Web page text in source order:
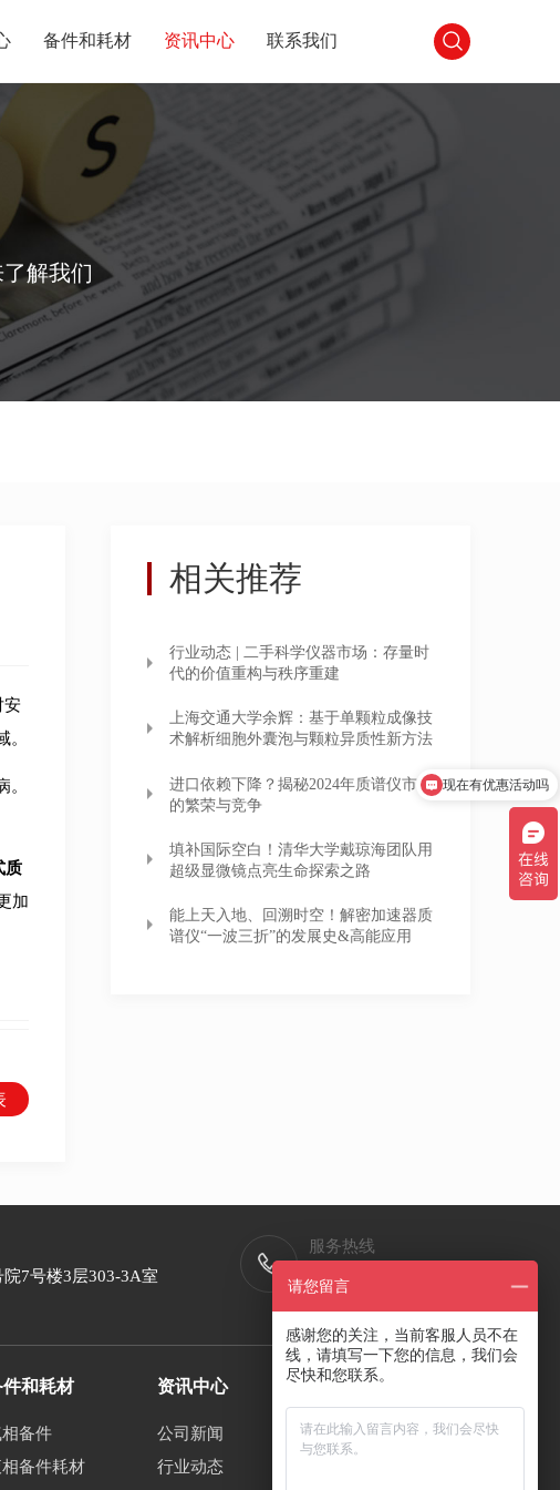
备件和耗材 资讯中心 联系我们
解我们
安
质
加
相关推荐
行业动态 | 二手科学仪器市场：存量时
代的价值重构与秩序重建
上海交通大学余辉：基于单颗粒成像技
术解析细胞外囊泡与颗粒异质性新方法
进口依赖下降？揭秘2024年质谱仪市场
的繁荣与竞争
填补国际空白！清华大学戴琼海团队用
超级显微镜点亮生命探索之路
能上天入地、回溯时空！解密加速器质
谱仪“一波三折”的发展史&高能应用
7号楼3层303-3A室
服务热线
400-998-8891
件和耗材
备件
备件耗材
资讯中心
公司新闻
行业动态
现在有优惠活动吗
请您留言
感谢您的关注，当前客服人员不在
线，请填写一下您的信息，我们会
尽快和您联系。